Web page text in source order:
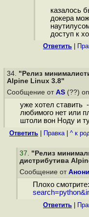
казалось
докера
доступ к
Ответить
34. "Релиз
Alpine Linux 3.8"
Сообщение от AS (??)
уже хотел ставить
любимого нет или
штоли вон Ноду и
Ответить Правка| ^ к
37. "Релиз
дистрибутива
Сообщение от
Плохо смотрите:
Ответить